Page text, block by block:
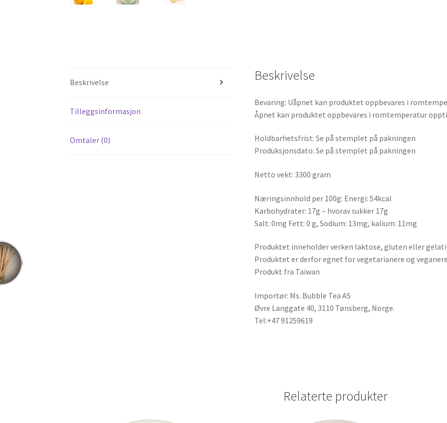
Beskrivelse
Tilleggsinformasjon
Omtaler (0)
Beskrivelse
Bevaring: Uåpnet kan produktet oppbevares i
Åpnet kan produktet oppbevares i romtemperatur
Holdbarhetsfrist: Se på stemplet på pakningen
Produksjonsdato: Se på stemplet på pakningen
Netto vekt: 3300 gram
Næringsinnhold per 100g: Energi: 54kcal
Karbohydrater: 17g – hvorav sukker 17g
Salt: 0mg Fett: 0 g, Sodium: 13mg, kalium: 11mg
Produktet inneholder verken laktose, gluten eller
Produktet er derfor egnet for vegetarianere og
Produkt fra Taiwan
Importør: Ms. Bubble Tea AS
Øvre Langgate 40, 3110 Tønsberg, Norge.
Tel:+47 91259619
Relaterte produkter